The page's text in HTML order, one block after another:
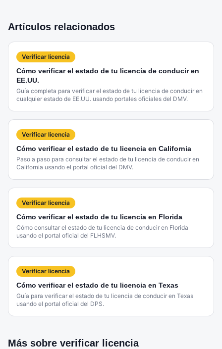
Artículos relacionados
Verificar licencia
Cómo verificar el estado de tu licencia de conducir en
EE.UU.
Guía completa para verificar el estado de tu licencia de conducir en
cualquier estado de EE.UU. usando portales oficiales del DMV.
Verificar licencia
Cómo verificar el estado de tu licencia en California
Paso a paso para consultar el estado de tu licencia de conducir en
California usando el portal oficial del DMV.
Verificar licencia
Cómo verificar el estado de tu licencia en Florida
Cómo consultar el estado de tu licencia de conducir en Florida
usando el portal oficial del FLHSMV.
Verificar licencia
Cómo verificar el estado de tu licencia en Texas
Guía para verificar el estado de tu licencia de conducir en Texas
usando el portal oficial del DPS.
Más sobre verificar licencia